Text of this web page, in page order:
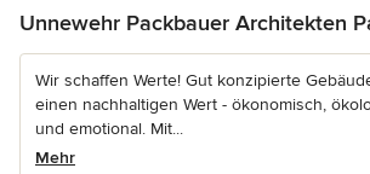
Unnewehr Packbauer Architekten
Wir schaffen Werte! Gut konzipierte
einen nachhaltigen Wert - ökonomisch,
und emotional. Mit...
Mehr